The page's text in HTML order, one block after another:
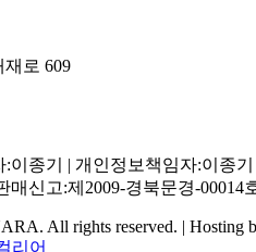
로 609
이종기 | 개인정보책임자:이종기
매신고:제2009-경북문경-00014
All rights reserved. | Hosting
리어